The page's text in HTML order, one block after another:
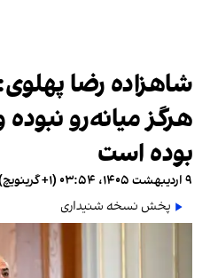
شاهزاده رضا
هرگز میانه‌رو
بوده است
۹ اردیبهشت ۱۴۰۵، ۰۳:۵۴ (‎+۱ گرینویچ)
پخش نسخه شنیداری